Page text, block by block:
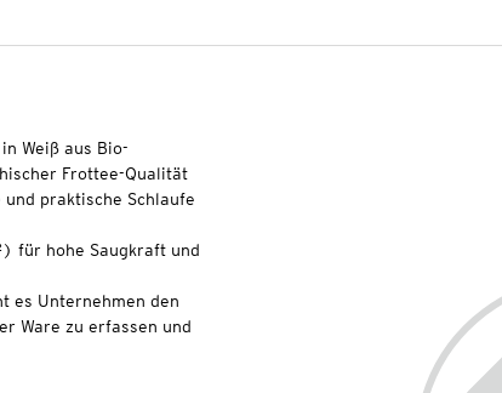
Weiß aus Bio-
Frottee-Qualität
praktische Schlaufe
für hohe Saugkraft und
es Unternehmen den
Ware zu erfassen und